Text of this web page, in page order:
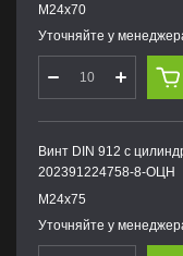
М24х70
Уточняйте у
Винт DIN 912 с
202391224758-8-ОЦН
М24х75
Уточняйте у